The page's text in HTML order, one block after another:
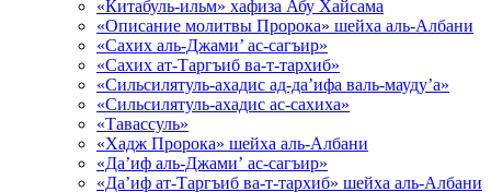
«Китабуль-ильм» хафиза Абу Хайсама
«Описание молитвы Пророка» шейха аль-Албани
«Сахих аль-Джами’ ас-сагъир»
«Сахих ат-Таргъиб ва-т-тархиб»
«Сильсилятуль-ахадис ад-да’ифа валь-мауду’а»
«Сильсилятуль-ахадис ас-сахиха»
«Тавассуль»
«Хадж Пророка» шейха аль-Албани
«Да’иф аль-Джами’ ас-сагъир»
«Да’иф ат-Таргъиб ва-т-тархиб» шейха аль-Албани